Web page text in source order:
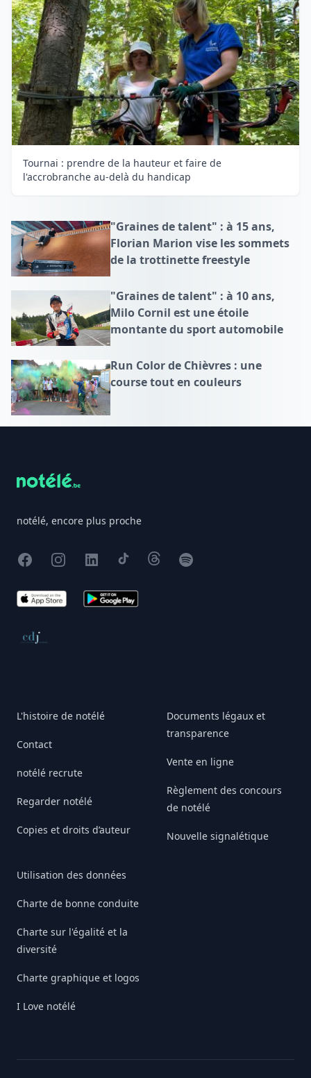
Tournai : prendre de la hauteur et faire de
l'accrobranche au-delà du handicap
"Graines de talent" : à 15 ans,
Florian Marion vise les sommets
de la trottinette freestyle
"Graines de talent" : à 10 ans,
Milo Cornil est une étoile
montante du sport automobile
Run Color de Chièvres : une
course tout en couleurs
notélé, encore plus proche
FacebookInstagram
X TikTokThreadsSpotify
App Store Google Play
Conseil de déontologie journalistique
L'histoire de notélé
Contact
notélé recrute
Regarder notélé
Copies et droits d’auteur
Utilisation des données
Charte de bonne conduite
Charte sur l'égalité et la
diversité
Charte graphique et logos
I Love notélé
Documents légaux et
transparence
Vente en ligne
Règlement des concours
de notélé
Nouvelle signalétique